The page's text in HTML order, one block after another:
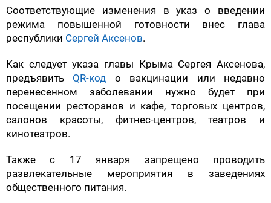
Соответствующие изменения в указ о введении
режима повышенной готовности внес глава
республики Сергей Аксенов.
Как следует указа главы Крыма Сергея Аксенова,
предъявить QR-код о вакцинации или недавно
перенесенном заболевании нужно будет при
посещении ресторанов и кафе, торговых центров,
салонов красоты, фитнес-центров, театров и
кинотеатров.
Также с 17 января запрещено проводить
развлекательные мероприятия в заведениях
общественного питания.